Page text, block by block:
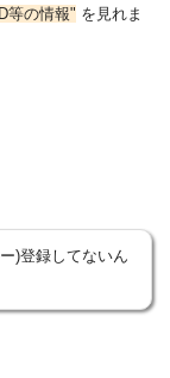
等の情報" を見れま
)登録してないん